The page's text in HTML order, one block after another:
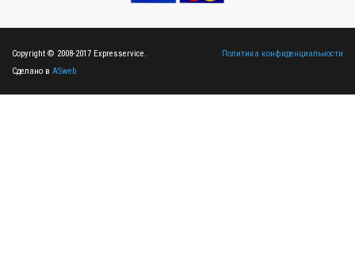
Copyright © 2008-2017 Expresservice.
Сделано в ASweb
Политика конфиденциальности